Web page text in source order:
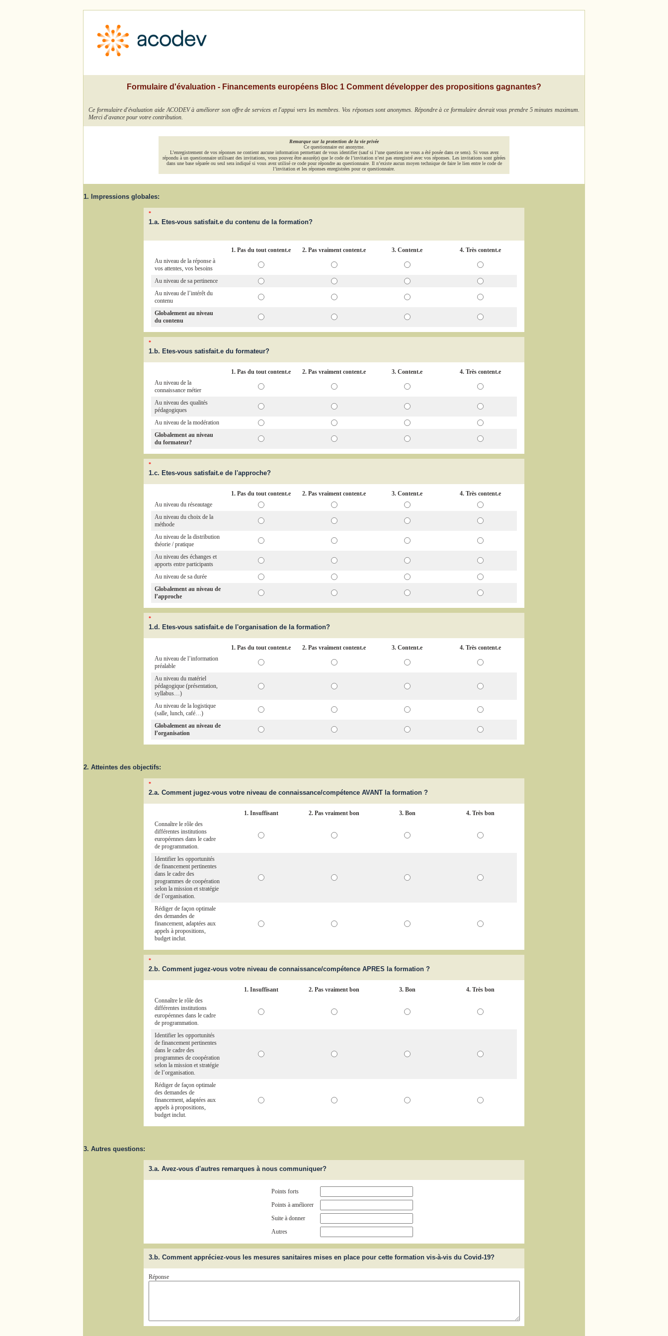
Formulaire d'évaluation - Financements européens Bloc 1 Comment développer des propositions gagnantes?
Ce formulaire d'évaluation aide ACODEV à améliorer son offre de services et l'appui vers les membres. Vos réponses sont anonymes. Répondre à ce formulaire devrait vous prendre 5 minutes maximum.
Merci d'avance pour votre contribution.
Remarque sur la protection de la vie privée
Ce questionnaire est anonyme.
L’enregistrement de vos réponses ne contient aucune information permettant de vous identifier (sauf si l’une question ne vous a été posée dans ce sens). Si vous avez
répondu à un questionnaire utilisant des invitations, vous pouvez être assuré(e) que le code de l’invitation n’est pas enregistré avec vos réponses. Les invitations sont gérées
dans une base séparée ou seul sera indiqué si vous avez utilisé ce code pour répondre au questionnaire. Il n’existe aucun moyen technique de faire le lien entre le code de
l’invitation et les réponses enregistrées pour ce questionnaire.
1. Impressions globales:
*
1.a. Etes-vous satisfait.e du contenu de la formation?
1. Pas du tout content.e 2. Pas vraiment content.e 3. Content.e
4. Très content.e
Au niveau de la réponse à
vos attentes, vos besoins
Au niveau de sa pertinence
Au niveau de l’intérêt du
contenu
Globalement au niveau
du contenu
*
1.b. Etes-vous satisfait.e du formateur?
1. Pas du tout content.e 2. Pas vraiment content.e 3. Content.e
4. Très content.e
Au niveau de la
connaissance métier
Au niveau des qualités
pédagogiques
Au niveau de la modération
Globalement au niveau
du formateur?
*
1.c. Etes-vous satisfait.e de l'approche?
1. Pas du tout content.e 2. Pas vraiment content.e 3. Content.e
4. Très content.e
Au niveau du réseautage
Au niveau du choix de la
méthode
Au niveau de la distribution
théorie / pratique
Au niveau des échanges et
apports entre participants
Au niveau de sa durée
Globalement au niveau de
l’approche
*
1.d. Etes-vous satisfait.e de l'organisation de la formation?
1. Pas du tout content.e 2. Pas vraiment content.e 3. Content.e
4. Très content.e
Au niveau de l’information
préalable
Au niveau du matériel
pédagogique (présentation,
syllabus…)
Au niveau de la logistique
(salle, lunch, café…)
Globalement au niveau de
l’organisation
2. Atteintes des objectifs:
*
2.a. Comment jugez-vous votre niveau de connaissance/compétence AVANT la formation ?
1. Insuffisant 2. Pas vraiment bon 3. Bon
4. Très bon
Connaître le rôle des
différentes institutions
européennes dans le cadre
de programmation.
Identifier les opportunités
de financement pertinentes
dans le cadre des
programmes de coopération
selon la mission et stratégie
de l’organisation.
Rédiger de façon optimale
des demandes de
financement, adaptées aux
appels à propositions,
budget inclut.
*
2.b. Comment jugez-vous votre niveau de connaissance/compétence APRES la formation ?
1. Insuffisant 2. Pas vraiment bon 3. Bon
4. Très bon
Connaître le rôle des
différentes institutions
européennes dans le cadre
de programmation.
Identifier les opportunités
de financement pertinentes
dans le cadre des
programmes de coopération
selon la mission et stratégie
de l’organisation.
Rédiger de façon optimale
des demandes de
financement, adaptées aux
appels à propositions,
budget inclut.
3. Autres questions:
3.a. Avez-vous d'autres remarques à nous communiquer?
Points forts
Points à améliorer
Suite à donner
Autres
3.b. Comment appréciez-vous les mesures sanitaires mises en place pour cette formation vis-à-vis du Covid-19?
Réponse